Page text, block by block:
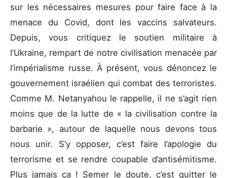
sur les nécessaires mesures pour faire face à la
menace du Covid, dont les vaccins salvateurs.
Depuis, vous critiquez le soutien militaire à
l’Ukraine, rempart de notre civilisation menacée par
l’impérialisme russe. À présent, vous dénoncez le
gouvernement israélien qui combat des terroristes.
Comme M. Netanyahou le rappelle, il ne s’agit rien
moins que de la lutte de « la civilisation contre la
barbarie », autour de laquelle nous devons tous
nous unir. S’y opposer, c’est faire l’apologie du
terrorisme et se rendre coupable d’antisémitisme.
Plus jamais ça ! Semer le doute, c’est quitter le